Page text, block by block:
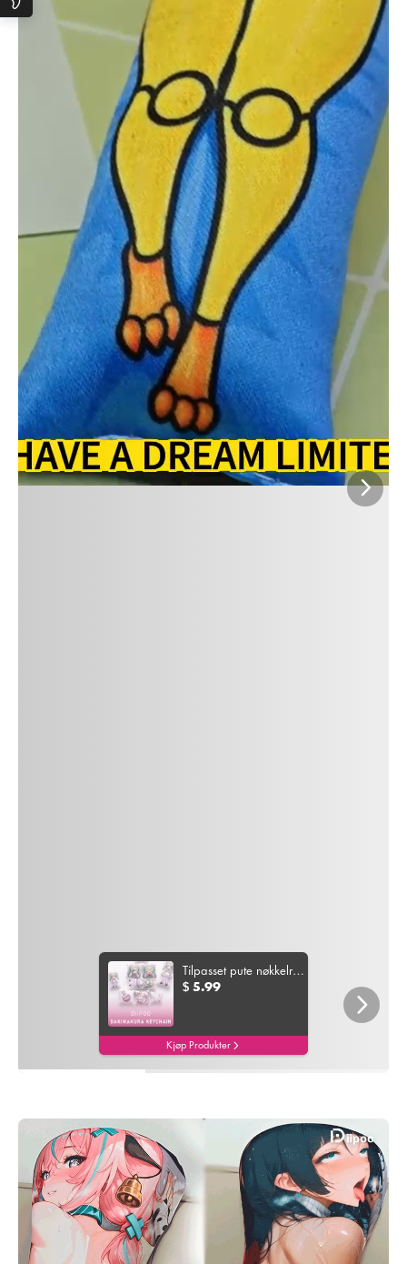
Tilpasset pute nøkkelring
$ 5.99
Kjøp Produkter